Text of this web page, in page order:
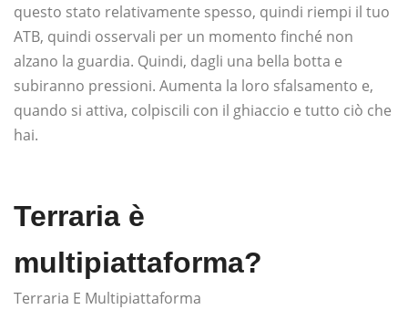
questo stato relativamente spesso, quindi riempi il tuo
ATB, quindi osservali per un momento finché non
alzano la guardia. Quindi, dagli una bella botta e
subiranno pressioni. Aumenta la loro sfalsamento e,
quando si attiva, colpiscili con il ghiaccio e tutto ciò che
hai.
Terraria è
multipiattaforma?
Terraria E Multipiattaforma